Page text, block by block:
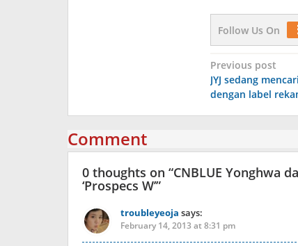
Follow Us On
Post
Previous post
JYJ sedang
dengan label
Comment
0 thoughts on “CNBLUE Yonghwa
‘Prospecs W’”
troubleyeoja says:
February 14, 2013 at 8:31 pm